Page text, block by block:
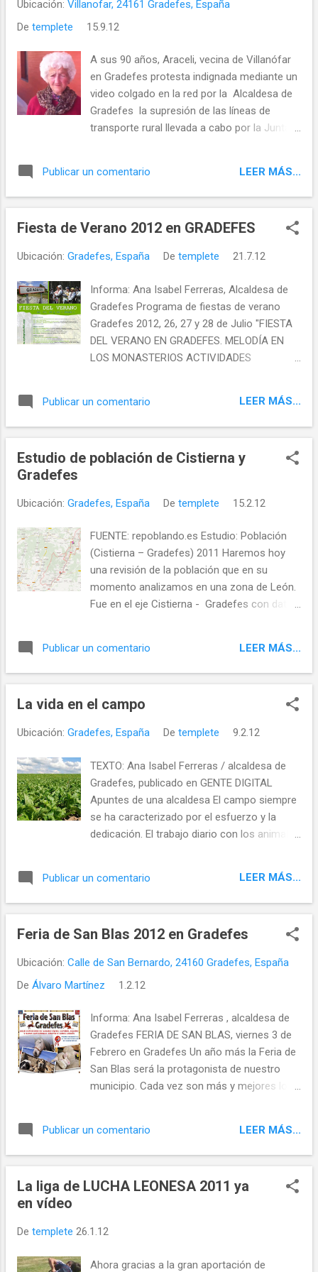
Ubicación: Villanofar, 24161 Gradefes, España
De templete 15.9.12
A sus 90 años, Araceli, vecina de Villanófar
en Gradefes protesta indignada mediante un
video colgado en la red por la Alcaldesa de
Gradefes la supresión de las líneas de
transporte rural llevada a cabo por la Junta
Publicar un comentario LEER MÁS...
Fiesta de Verano 2012 en GRADEFES
Ubicación: Gradefes, España De templete 21.7.12
Informa: Ana Isabel Ferreras, Alcaldesa de
Gradefes Programa de fiestas de verano
Gradefes 2012, 26, 27 y 28 de Julio "FIESTA
DEL VERANO EN GRADEFES. MELODÍA EN
LOS MONASTERIOS ACTIVIDADES
CON NOSOTROS DE LA NATURALEZA, LA
HISTORIA Y LAS TRADICIONES"
Publicar un comentario LEER MÁS...
Estudio de población de Cistierna y
Gradefes
Ubicación: Gradefes, España De templete 15.2.12
FUENTE: repoblando.es Estudio: Población
(Cistierna – Gradefes) 2011 Haremos hoy
una revisión de la población que en su
momento analizamos en una zona de León.
Fue en el eje Cistierna - Gradefes con datos
pero a enero de 2011, y evidentemente
tenemos cambios con un porcentaje de
Gradefes. Código Municipio Nombre
Var. Absoluta Var. Relativa (%) 24056
Gradefes 1076 1.118 42 3.90 Corresponden
a la Unidad Poblacional de Cistierna,
Cistierna y Diseminado, Fuentes de
Peñacorada, Modino, Ocejo de La Peña,
Pesquera y Diseminado, Quintana de La
Santibáñez de Rueda y Diseminado, Sorbía y
Publicar un comentario LEER MÁS...
La vida en el campo
Ubicación: Gradefes, España De templete 9.2.12
TEXTO: Ana Isabel Ferreras / alcaldesa de
Gradefes, publicado en GENTE DIGITAL
Apuntes de una alcaldesa El campo siempre
se ha caracterizado por el esfuerzo y la
dedicación. El trabajo diario con los animales
vocacional y la ventaja de disfrutar de una
relación excelente con la naturaleza. Antes
hijos con una veintena de vacas o con un
sobrevivir si no tienes una explotación
mucho más grande y realizas inversiones
Las pequeñas granjas familiares hace
tiempo están abocadas al fracaso y los que
quieren instalarse en los pueblos para vivir
de la agricultura o la ganadería, no lo tienen
nada fácil. Además de cuantiosas
los requisitos jurídicos. Cierto es que existen
adecuadas ni suficient...
Publicar un comentario LEER MÁS...
Feria de San Blas 2012 en Gradefes
Ubicación: Calle de San Bernardo, 24160 Gradefes, España
De Álvaro Martínez 1.2.12
Informa: Ana Isabel Ferreras , alcaldesa de
Gradefes FERIA DE SAN BLAS, viernes 3 de
Febrero en Gradefes Un año más la Feria de
San Blas será la protagonista de nuestro
municipio. Cada vez son más y mejores los
acercan a contemplar el ganado y de paso,
tomarse la estupenda Cecina de Chivo de
de Productores de este manjar. Este año y
cada especie y tendremos especial
Publicar un comentario LEER MÁS...
La liga de LUCHA LEONESA 2011 ya
en vídeo
De templete 26.1.12
Ahora gracias a la gran aportación de